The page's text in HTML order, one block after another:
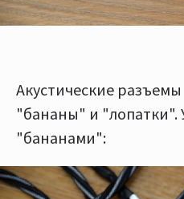
Акустические
"бананы" и "лопатки".
"бананами":